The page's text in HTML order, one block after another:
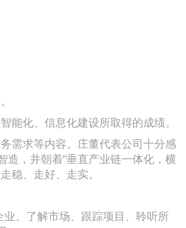
化、信息化建设所取得的成绩。
需求等内容。庄董代表公司十分感
，并朝着“垂直产业链一体化，横
稳、走好、走实。
、了解市场、跟踪项目、聆听所